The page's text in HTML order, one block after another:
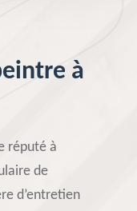
à
réputé à
de
d’entretien